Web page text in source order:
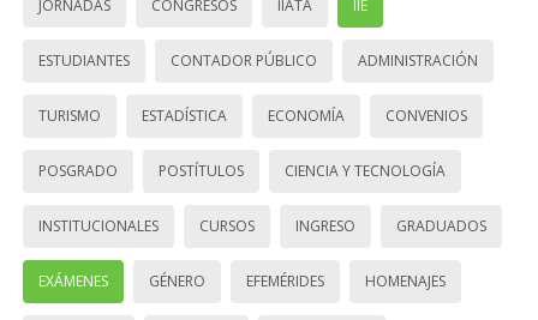
JORNADAS CONGRESOS IIATA IIE
ESTUDIANTES CONTADOR PÚBLICO ADMINISTRACIÓN
TURISMO ESTADÍSTICA ECONOMÍA CONVENIOS
POSGRADO POSTÍTULOS CIENCIA Y TECNOLOGÍA
INSTITUCIONALES CURSOS INGRESO GRADUADOS
EXÁMENES GÉNERO EFEMÉRIDES HOMENAJES